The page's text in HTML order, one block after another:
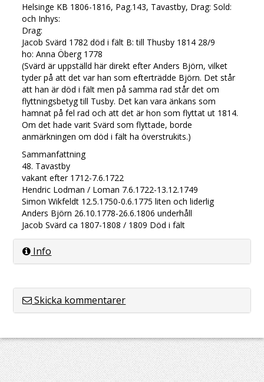
Helsinge KB 1806-1816, Pag.143, Tavastby, Drag: Sold:
och Inhys:
Drag:
Jacob Svärd 1782 död i fält B: till Thusby 1814 28/9
ho: Anna Öberg 1778
(Svärd är uppställd här direkt efter Anders Björn, vilket
tyder på att det var han som efterträdde Björn. Det står
att han är död i fält men på samma rad står det om
flyttningsbetyg till Tusby. Det kan vara änkans som
hamnat på fel rad och att det är hon som flyttat ut 1814.
Om det hade varit Svärd som flyttade, borde
anmärkningen om död i fält ha överstrukits.)
Sammanfattning
48. Tavastby
vakant efter 1712-7.6.1722
Hendric Lodman / Loman 7.6.1722-13.12.1749
Simon Wikfeldt 12.5.1750-0.6.1775 liten och liderlig
Anders Björn 26.10.1778-26.6.1806 underhåll
Jacob Svärd ca 1807-1808 / 1809 Död i fält
Info
Skicka kommentarer